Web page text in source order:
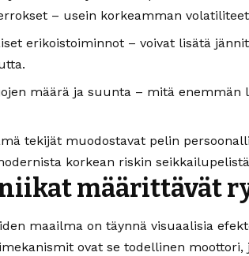
– usein korkeamman
erikoistoiminnot – voivat lisätä
määrä ja suunta – mitä enemmän
tekijät muodostavat pelin
korkean riskin
määrittävät
maailma on täynnä visuaalisia
ovat se todellinen